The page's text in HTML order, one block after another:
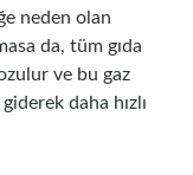
neden olan
da, tüm gıda
ve bu gaz
daha hızlı